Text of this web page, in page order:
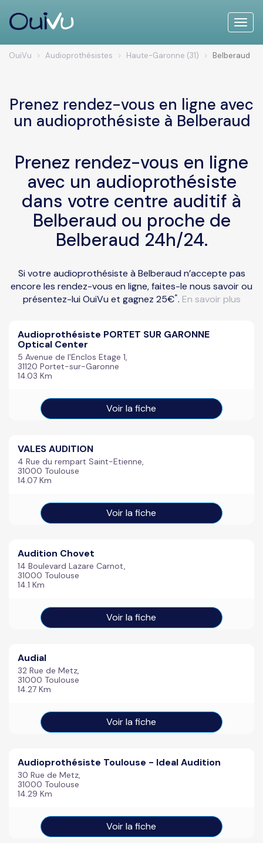
Toggle
OuiVu Audioprothésistes Haute-Garonne (31) Belberaud
Prenez rendez-vous en ligne avec
un audioprothésiste à Belberaud
Prenez rendez-vous en ligne
avec un audioprothésiste
dans votre centre auditif à
Belberaud ou proche de
Belberaud 24h/24.
Si votre audioprothésiste à Belberaud n’accepte pas
encore les rendez-vous en ligne, faites-le nous savoir ou
présentez-lui OuiVu et gagnez 25€*. En savoir plus
Audioprothésiste PORTET SUR GARONNE
Optical Center
5 Avenue de l'Enclos Etage 1,
31120 Portet-sur-Garonne
14.03 Km
Voir la fiche
VALES AUDITION
4 Rue du rempart Saint-Etienne,
31000 Toulouse
14.07 Km
Voir la fiche
Audition Chovet
14 Boulevard Lazare Carnot,
31000 Toulouse
14.1 Km
Voir la fiche
Audial
32 Rue de Metz,
31000 Toulouse
14.27 Km
Voir la fiche
Audioprothésiste Toulouse - Ideal Audition
30 Rue de Metz,
31000 Toulouse
14.29 Km
Voir la fiche